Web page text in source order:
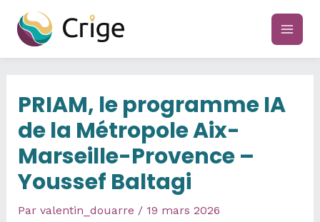
contenu
main
PRIAM, le programme IA
de la Métropole Aix-
Marseille-Provence –
Youssef Baltagi
Par valentin_douarre / 19 mars 2026